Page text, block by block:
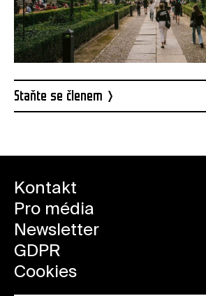
Staňte se členem
Kontakt
Pro média
Newsletter
GDPR
Cookies